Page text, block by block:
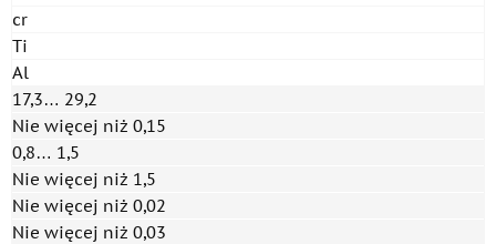
cr
Ti
Al
17,3… 29,2
Nie więcej niż 0,15
0,8… 1,5
Nie więcej niż 1,5
Nie więcej niż 0,02
Nie więcej niż 0,03